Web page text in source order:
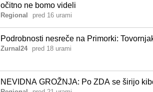
očitno ne bomo videli
Regional pred 16 urami
Podrobnosti nesreče na Primorki:
Zurnal24 pred 18 urami
NEVIDNA GROŽNJA: Po ZDA se širijo